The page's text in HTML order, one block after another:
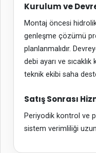
Kurulum ve
Montaj öncesi
genleşme çözümü
planlanmalıdır.
debi ayarı ve sıcaklık
teknik ekibi saha
Satış Sonrası
Periyodik kontrol ve
sistem verimliliği